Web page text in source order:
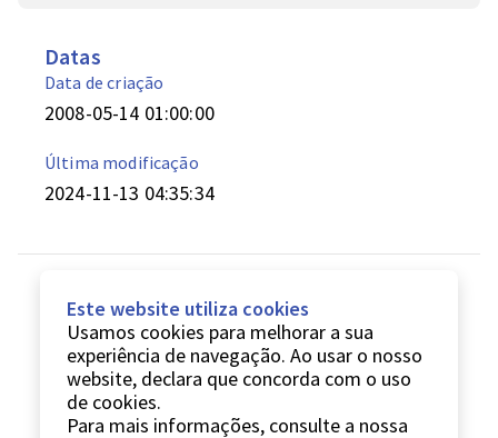
Datas
Data de criação
2008-05-14 01:00:00
Última modificação
2024-11-13 04:35:34
Este website utiliza cookies
Usamos cookies para melhorar a sua
experiência de navegação. Ao usar o nosso
website, declara que concorda com o uso
de cookies.
Para mais informações, consulte a nossa